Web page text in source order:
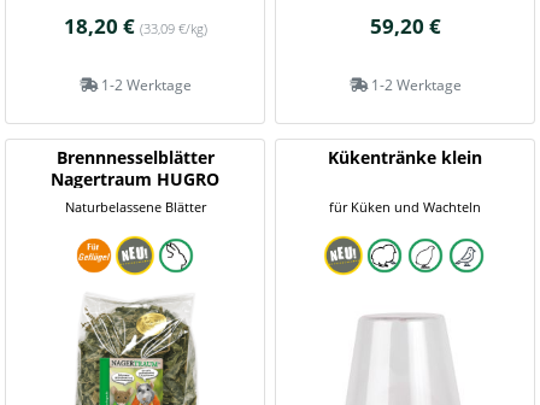
18,20 € (33,09 €/kg)
1-2 Werktage
59,20 €
1-2 Werktage
Brennnesselblätter
Nagertraum HUGRO
Naturbelassene Blätter
Kükentränke klein
für Küken und Wachteln